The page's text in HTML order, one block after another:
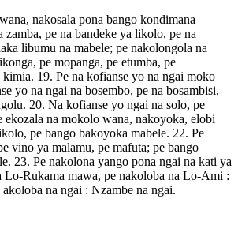
nakosala pona bango kondimana
zamba, pe na bandeke ya likolo, pe na
libumu na mabele; pe nakolongola na
pe mopanga, pe etumba, pe
19. Pe na kofianse yo na ngai moko
yo na ngai na bosembo, pe na bosambisi,
20. Na kofianse yo ngai na solo, pe
ekozala na mokolo wana, nakoyoka, elobi
pe bango bakoyoka mabele. 22. Pe
vino ya malamu, pe mafuta; pe bango
23. Pe nakolona yango pona ngai na kati ya
Rukama mawa, pe nakoloba na Lo-Ami :
na ngai : Nzambe na ngai.